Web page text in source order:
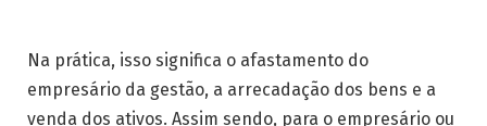
Na prática, isso significa o afastamento do
empresário da gestão, a arrecadação dos bens e a
venda dos ativos. Assim sendo, para o empresário ou